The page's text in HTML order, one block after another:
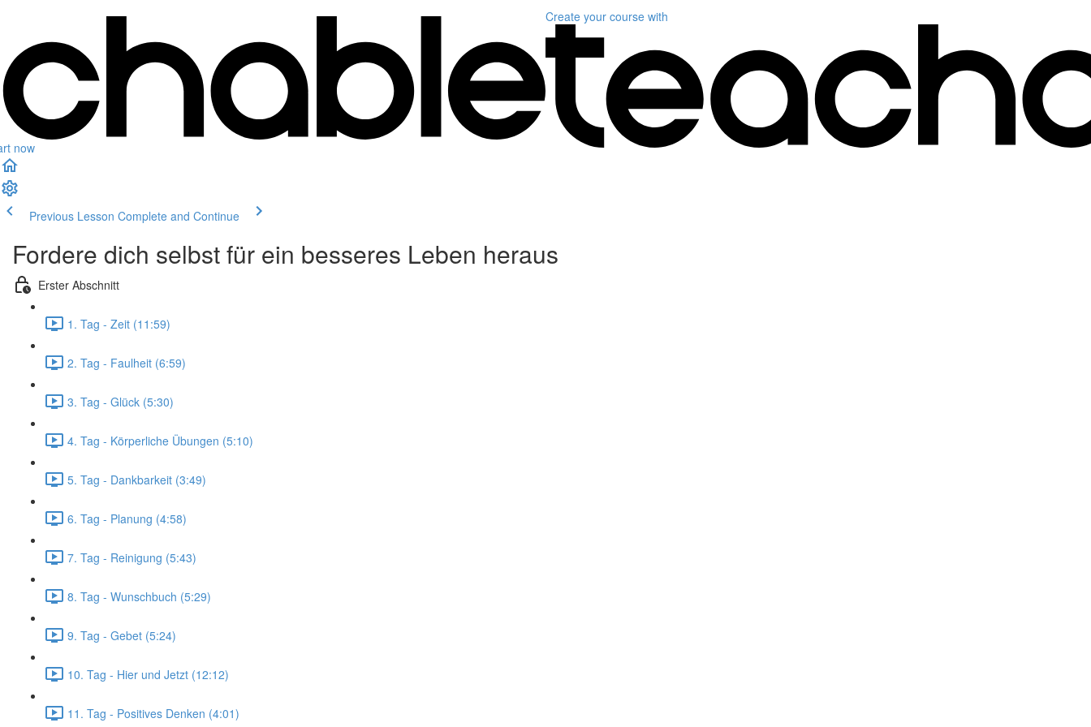
now
Create your course with
Previous Lesson Complete and Continue
Fordere dich selbst für ein besseres Leben heraus
Erster Abschnitt
1. Tag - Zeit (11:59)
2. Tag - Faulheit (6:59)
3. Tag - Glück (5:30)
4. Tag - Körperliche Übungen (5:10)
5. Tag - Dankbarkeit (3:49)
6. Tag - Planung (4:58)
7. Tag - Reinigung (5:43)
8. Tag - Wunschbuch (5:29)
9. Tag - Gebet (5:24)
10. Tag - Hier und Jetzt (12:12)
11. Tag - Positives Denken (4:01)